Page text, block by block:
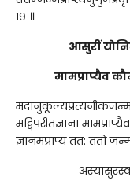
१९ ॥
आसुरीं
मामप्राप्यैव
मद्विपरीतज्ञाना
ज्ञानमप्राप्य तत: ततो